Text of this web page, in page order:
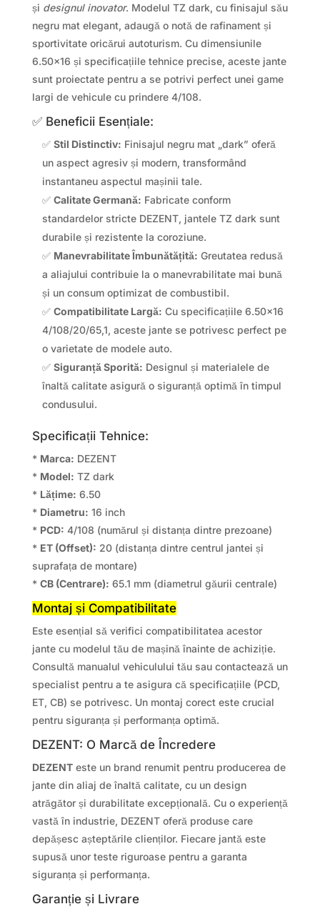
și designul inovator. Modelul TZ dark, cu finisajul său
negru mat elegant, adaugă o notă de rafinament și
sportivitate oricărui autoturism. Cu dimensiunile
6.50×16 și specificațiile tehnice precise, aceste jante
sunt proiectate pentru a se potrivi perfect unei game
largi de vehicule cu prindere 4/108.
✅ Beneficii Esențiale:
✅ Stil Distinctiv: Finisajul negru mat „dark” oferă
un aspect agresiv și modern, transformând
instantaneu aspectul mașinii tale.
✅ Calitate Germană: Fabricate conform
standardelor stricte DEZENT, jantele TZ dark sunt
durabile și rezistente la coroziune.
✅ Manevrabilitate Îmbunătățită: Greutatea redusă
a aliajului contribuie la o manevrabilitate mai bună
și un consum optimizat de combustibil.
✅ Compatibilitate Largă: Cu specificațiile 6.50×16
4/108/20/65,1, aceste jante se potrivesc perfect pe
o varietate de modele auto.
✅ Siguranță Sporită: Designul și materialele de
înaltă calitate asigură o siguranță optimă în timpul
condusului.
Specificații Tehnice:
* Marca: DEZENT
* Model: TZ dark
* Lățime: 6.50
* Diametru: 16 inch
* PCD: 4/108 (numărul și distanța dintre prezoane)
* ET (Offset): 20 (distanța dintre centrul jantei și
suprafața de montare)
* CB (Centrare): 65.1 mm (diametrul găurii centrale)
Montaj și Compatibilitate
Este esențial să verifici compatibilitatea acestor
jante cu modelul tău de mașină înainte de achiziție.
Consultă manualul vehiculului tău sau contactează un
specialist pentru a te asigura că specificațiile (PCD,
ET, CB) se potrivesc. Un montaj corect este crucial
pentru siguranța și performanța optimă.
DEZENT: O Marcă de Încredere
DEZENTeste un brand renumit pentru producerea de
jante din aliaj de înaltă calitate, cu un design
atrăgător și durabilitate excepțională. Cu o experiență
vastă în industrie, DEZENT oferă produse care
depășesc așteptările clienților. Fiecare jantă este
supusă unor teste riguroase pentru a garanta
siguranța și performanța.
Garanție și Livrare